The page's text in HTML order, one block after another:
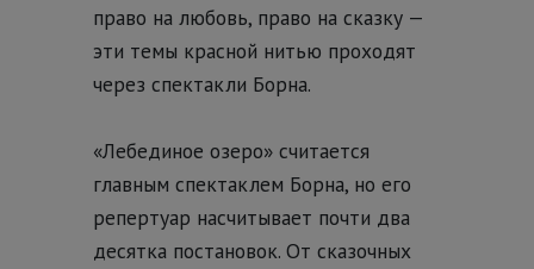
право на любовь, право на сказку —
эти темы красной нитью проходят
через спектакли Борна.
«Лебединое озеро» считается
главным спектаклем Борна, но его
репертуар насчитывает почти два
десятка постановок. От сказочных